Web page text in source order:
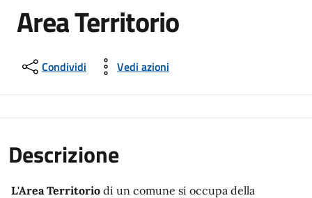
Area Territorio
Condividi Vedi azioni
Descrizione
L'Area Territorio di un comune si occupa della